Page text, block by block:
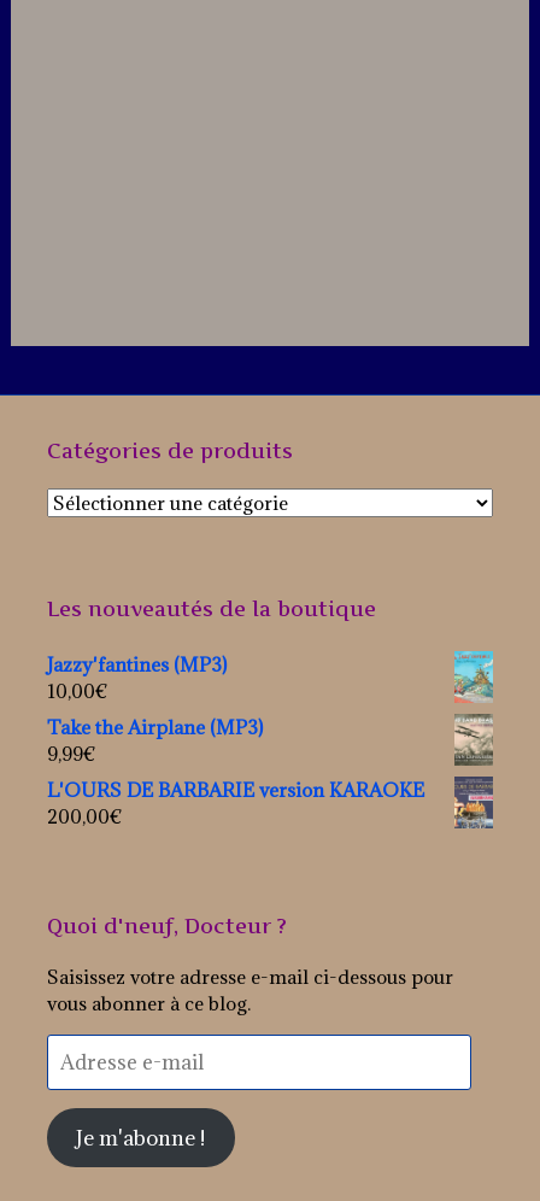
Catégories de produits
Les nouveautés de la boutique
Jazzy'fantines (MP3)
10,00€
Take the Airplane (MP3)
9,99€
L'OURS DE BARBARIE version KARAOKE
200,00€
Quoi d'neuf, Docteur ?
Saisissez votre adresse e-mail ci-dessous pour
vous abonner à ce blog.
Adresse
e-
Je m'abonne !